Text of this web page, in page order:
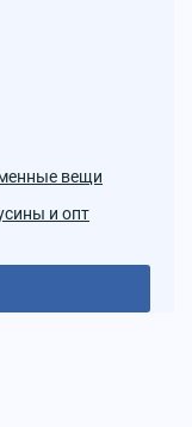
вещи
и опт